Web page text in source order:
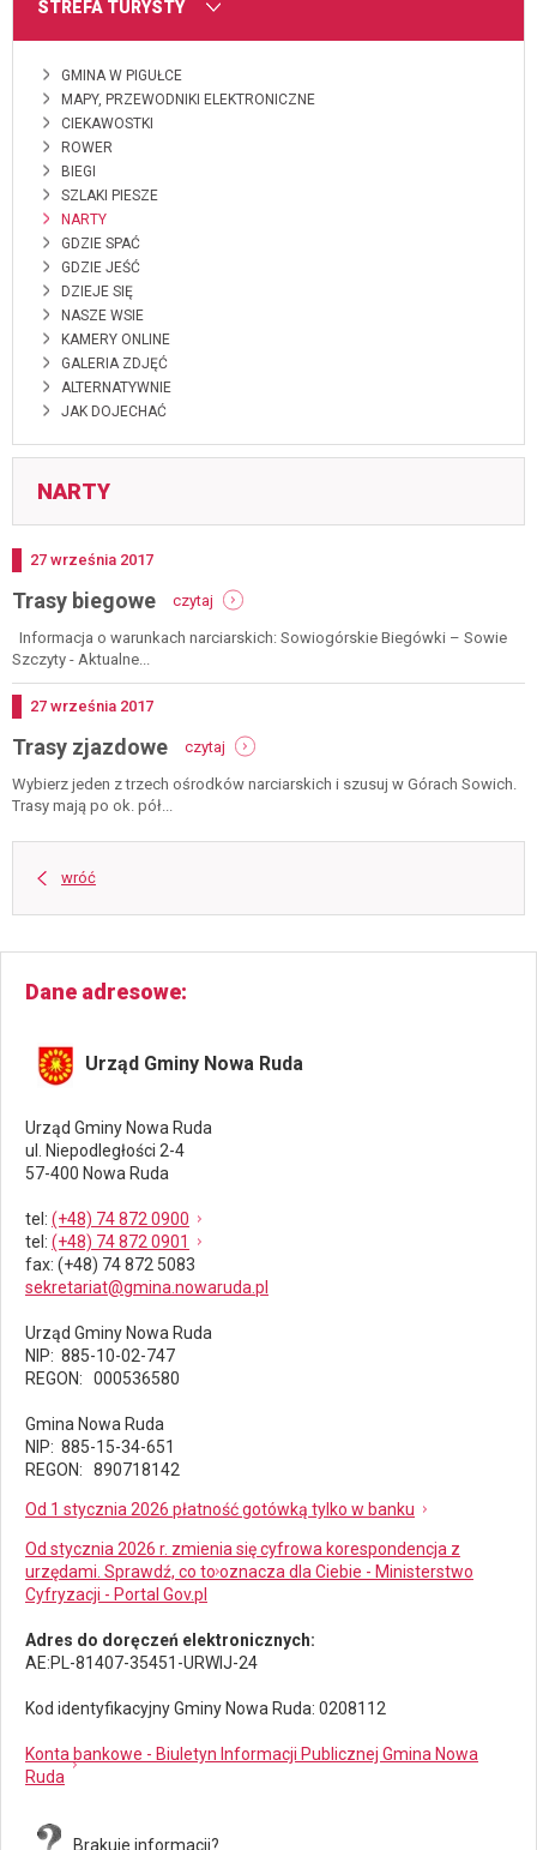
MENU
STREFA TURYSTY
GMINA W PIGUŁCE
MAPY, PRZEWODNIKI ELEKTRONICZNE
CIEKAWOSTKI
ROWER
BIEGI
SZLAKI PIESZE
NARTY
GDZIE SPAĆ
GDZIE JEŚĆ
DZIEJE SIĘ
NASZE WSIE
KAMERY ONLINE
GALERIA ZDJĘĆ
ALTERNATYWNIE
JAK DOJECHAĆ
NARTY
Dodano
27 września 2017
Trasy biegowe czytaj
trasy
biegowe
Informacja o warunkach narciarskich: Sowiogórskie Biegówki – Sowie
Szczyty - Aktualne...
Dodano
27 września 2017
Trasy zjazdowe czytaj
trasy
zjazdowe
Wybierz jeden z trzech ośrodków narciarskich i szusuj w Górach Sowich.
Trasy mają po ok. pół...
wróć
Dane adresowe
Urząd Gminy Nowa Ruda
Urząd Gminy Nowa Ruda
ul. Niepodległości 2-4
57-400 Nowa Ruda
tel : (+48) 74 872 0900
tel : (+48) 74 872 0901
fax: (+48) 74 872 5083
sekretariat@gmina.nowaruda.pl
Urząd Gminy Nowa Ruda
NIP: 885-10-02-747
REGON: 000536580
Gmina Nowa Ruda
NIP: 885-15-34-651
REGON: 890718142
Od 1 stycznia 2026 płatność gotówką tylko w banku
Od stycznia 2026 r. zmienia się cyfrowa korespondencja z
urzędami. Sprawdź, co to oznacza dla Ciebie - Ministerstwo
Cyfryzacji - Portal Gov.pl
Adres do doręczeń elektronicznych:
AE:PL-81407-35451-URWIJ-24
Kod identyfikacyjny Gminy Nowa Ruda: 0208112
Konta bankowe - Biuletyn Informacji Publicznej Gmina Nowa
Ruda
Brakuje informacji?